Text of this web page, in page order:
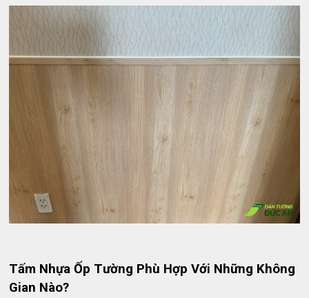
Tấm Nhựa Ốp Tường Phù Hợp Với Những Không
Gian Nào?